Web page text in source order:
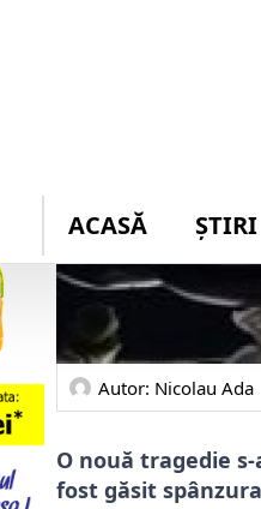
Autor: Nicolau Ada
O nouă tragedie
fost găsit